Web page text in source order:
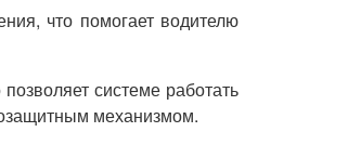
что помогает водителю
системе работать
механизмом.